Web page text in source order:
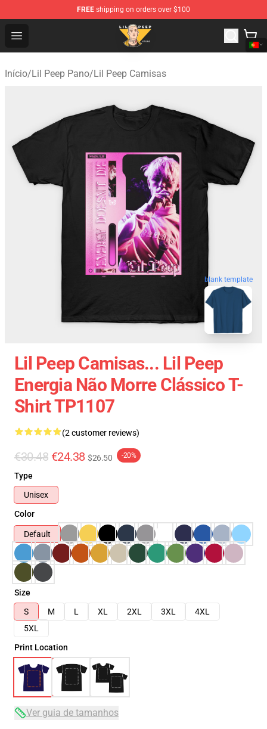
FREE shipping on orders over $100
Open menu
Lil Peep Store - Official Lil Peep Merchandise Shop
Início/Lil Peep Pano/Lil Peep Camisas
blank template
Lil Peep Camisas... Lil Peep
Energia Não Morre Clássico T-
Shirt TP1107
(2 customer reviews)
€30.48 €24.38 $26.50 -20%
Type
Unisex
Color
Default
Size
S
M L XL 2XL 3XL
4XL
5XL
Print Location
Ver guia de tamanhos